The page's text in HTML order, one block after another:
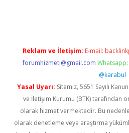
Reklam ve İletişim: E-mail:
forumhizmeti@gmail.com
@karabul
Yasal Uyarı: Sitemiz, 5651 Sayılı
ve İletişim Kurumu (BTK) tarafından
olarak hizmet vermektedir. Bu
olarak denetleme veya araştırma